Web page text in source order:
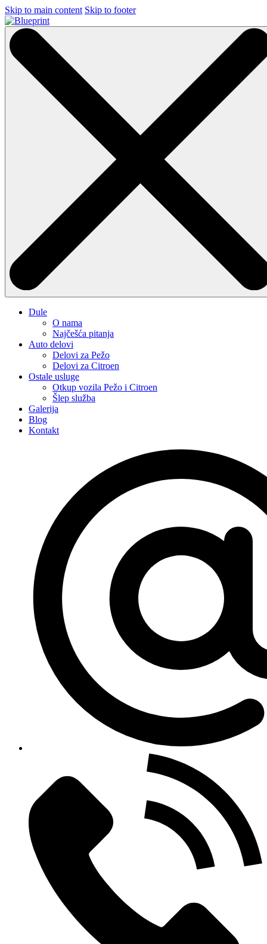
Skip to main content Skip to footer
Dule
O nama
Najčešća pitanja
Auto delovi
Delovi za Pežo
Delovi za Citroen
Ostale usluge
Otkup vozila Pežo i Citroen
Šlep služba
Galerija
Blog
Kontakt